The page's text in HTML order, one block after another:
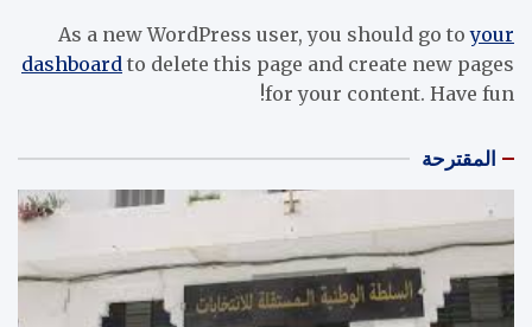
As a new WordPress user, you should go toyour
dashboard to delete this page and create new pages
for your content. Have fun!
المقترحة